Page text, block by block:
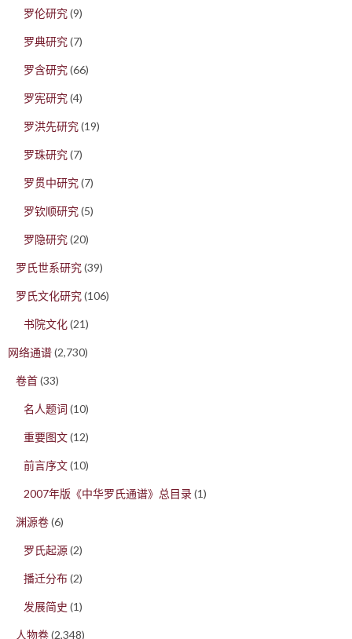
罗伦研究(9)
罗典研究(7)
罗含研究(66)
罗宪研究(4)
罗洪先研究(19)
罗珠研究(7)
罗贯中研究(7)
罗钦顺研究(5)
罗隐研究(20)
罗氏世系研究(39)
罗氏文化研究(106)
书院文化(21)
网络通谱(2,730)
卷首(33)
名人题词 (10)
重要图文(12)
前言序文(10)
2007年版《中华罗氏通谱》总目录(1)
渊源卷(6)
罗氏起源(2)
播迁分布(2)
发展简史 (1)
人物卷(2,348)